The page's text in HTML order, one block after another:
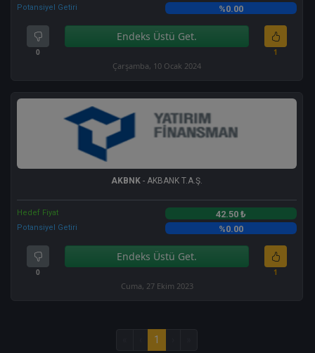
Potansiyel Getiri %0.00
0
Endeks Üstü Get.
1
Çarşamba, 10 Ocak 2024
AKBNK - AKBANK T.A.Ş.
Hedef Fiyat 42.50 ₺
Potansiyel Getiri %0.00
0
Endeks Üstü Get.
1
Cuma, 27 Ekim 2023
1